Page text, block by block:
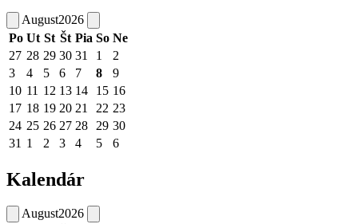
August2026
Po Ut St Št Pia So Ne
27 28 29 30 31 1
2
3
4 5 6 7 8
9
10 11 12 13 14 15 16
17 18 19 20 21 22 23
24 25 26 27 28 29 30
31 1 2 3 4 5 6
Kalendár
August2026